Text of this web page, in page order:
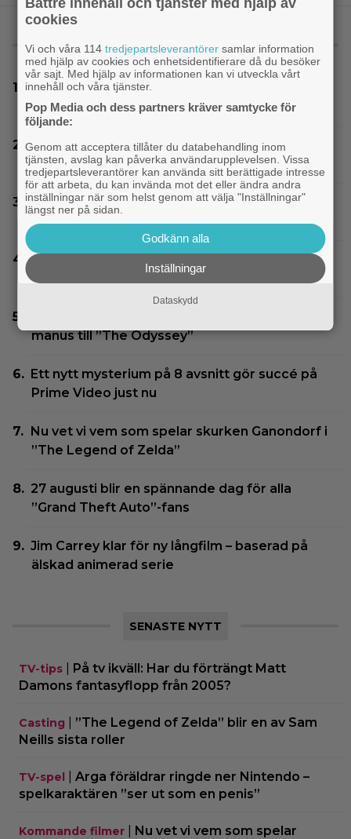
MEST LÄST
Samantha Morton får inga roller längre: ”Jag
är för gammal”
Experter väljer ut tidernas 100 bästa tv-spel:
”The Last of Us” på plats 2
Tidernas 30 bästa superhjältefilmer listade –
”The Dark Knight” på plats 3
Joel Kinnaman vs Saddam Hussein i ny
thrillerserie – se trailern här
manus till ”The Odyssey”
Ett nytt mysterium på 8 avsnitt gör succé på
Prime Video just nu
Nu vet vi vem som spelar skurken Ganondorf i
”The Legend of Zelda”
27 augusti blir en spännande dag för alla
”Grand Theft Auto”-fans
Jim Carrey klar för ny långfilm – baserad på
älskad animerad serie
SENASTE NYTT
TV-tips
På tv ikväll: Har du förträngt Matt
Damons fantasyflopp från 2005?
Casting
”The Legend of Zelda” blir en av Sam
Neills sista roller
TV-spel
Arga föräldrar ringde ner Nintendo –
spelkaraktären ”ser ut som en penis”
Kommande filmer
Nu vet vi vem som spelar
cookies
Vi och våra 114tredjepartsleverantörer samlar information
med hjälp av cookies och enhetsidentifierare då du besöker
vår sajt. Med hjälp av informationen kan vi utveckla vårt
innehåll och våra tjänster.
Pop Media och dess partners kräver samtycke för
följande:
Genom att acceptera tillåter du databehandling inom
tjänsten, avslag kan påverka användarupplevelsen. Vissa
tredjepartsleverantörer kan använda sitt berättigade intresse
för att arbeta, du kan invända mot det eller ändra andra
inställningar när som helst genom att välja "Inställningar"
längst ner på sidan.
Godkänn alla
Inställningar
Dataskydd